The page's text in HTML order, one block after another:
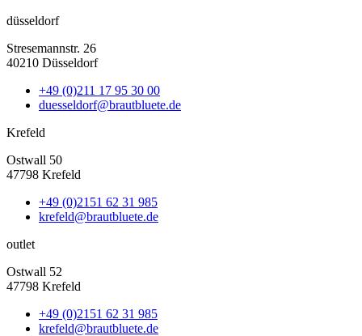
düsseldorf
Stresemannstr. 26
40210 Düsseldorf
+49 (0)211 17 95 30 00
duesseldorf@brautbluete.de
Krefeld
Ostwall 50
47798 Krefeld
+49 (0)2151 62 31 985
krefeld@brautbluete.de
outlet
Ostwall 52
47798 Krefeld
+49 (0)2151 62 31 985
krefeld@brautbluete.de